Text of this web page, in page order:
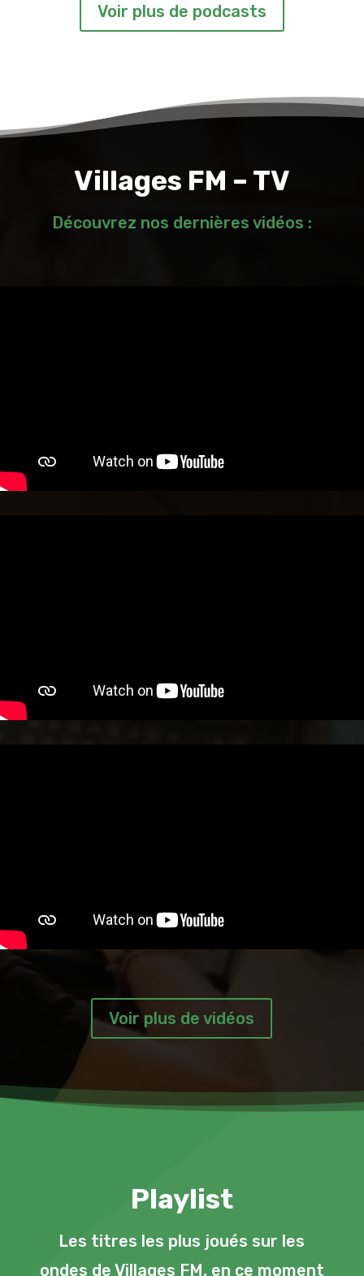
Voir plus de podcasts
Villages FM – TV
Découvrez nos dernières vidéos :
Voir plus de vidéos
Playlist
Les titres les plus joués sur les
ondes de Villages FM, en ce moment